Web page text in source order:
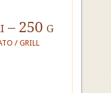
250 g
/ GRILL